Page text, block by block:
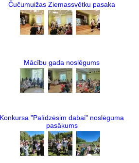
Čučumuižas Ziemassvētku pasaka
Mācību gada noslēgums
Konkursa "Palīdzēsim dabai" noslēguma
pasākums